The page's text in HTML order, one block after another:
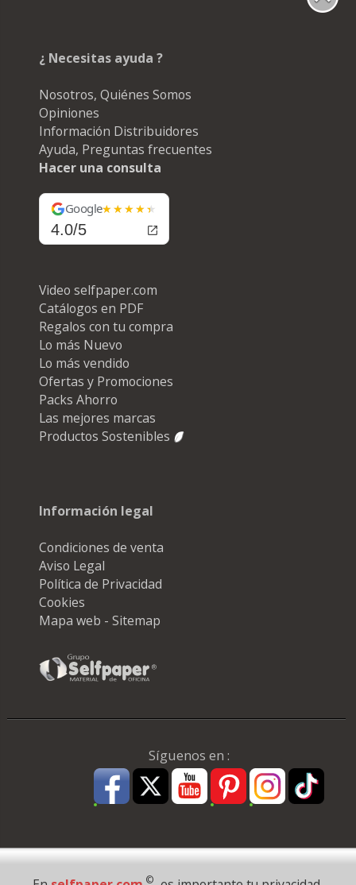
¿ Necesitas ayuda ?
Nosotros, Quiénes Somos
Opiniones
Información Distribuidores
Ayuda, Preguntas frecuentes
Hacer una consulta
Google
4.0/5
Video selfpaper.com
Catálogos en PDF
Regalos con tu compra
Lo más Nuevo
Lo más vendido
Ofertas y Promociones
Packs Ahorro
Las mejores marcas
Productos Sostenibles
Información legal
Condiciones de venta
Aviso Legal
Política de Privacidad
Cookies
Mapa web - Sitemap
Síguenos en :
Pago Seguro
©